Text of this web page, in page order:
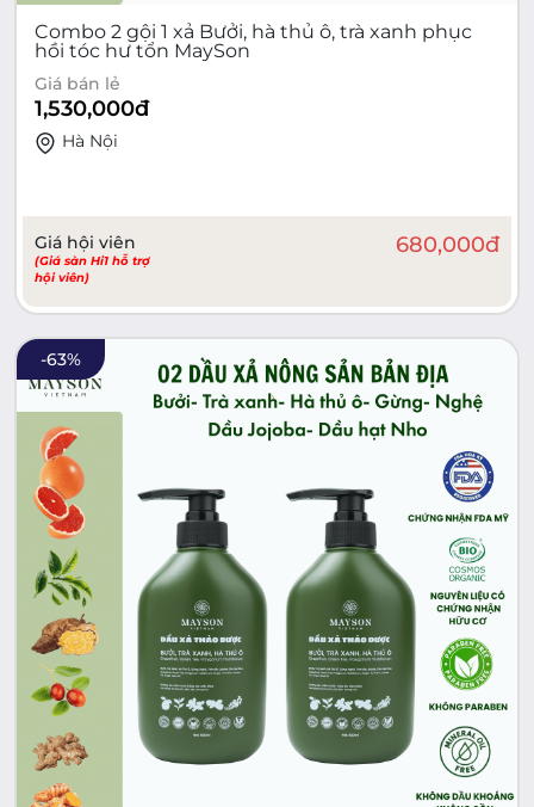
Combo 2 gội 1 xả Bưởi, hà thủ ô, trà xanh phục
hồi tóc hư tổn MaySon
Giá bán lẻ
1,530,000đ
Hà Nội
Giá hội viên
(Giá sàn Hi1 hỗ trợ
hội viên)
680,000đ
-63%